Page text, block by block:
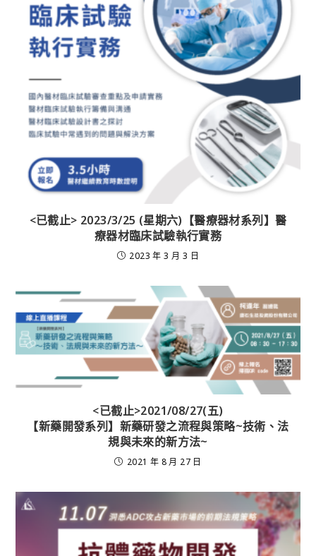
<已截止> 2023/3/25 (星期六)【醫療器材系列】醫
療器材臨床試驗執行實務
2023 年 3 月 3 日
<已截止>2021/08/27(五)
【新藥開發系列】新藥研發之流程與策略~技術、法
規與未來的新方法~
2021 年 8 月 27 日